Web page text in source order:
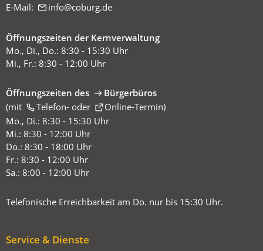
E-Mail:
info coburg de
Öffnungszeiten der Kernverwaltung
Mo., Di., Do.: 8:30 - 15:30 Uhr
Mi., Fr.: 8:30 - 12:00 Uhr
Öffnungszeiten des
Bürgerbüros
(mit
Telefon-oder Online-Termin
(Öffnet
in
einem
neuen
Tab)
)
Mo., Di.: 8:30 - 15:30 Uhr
Mi.: 8:30 - 12:00 Uhr
Do.: 8:30 - 18:00 Uhr
Fr.: 8:30 - 12:00 Uhr
Sa.: 8:00 - 12:00 Uhr
Telefonische Erreichbarkeit am Do. nur bis 15:30 Uhr.
Service & Dienste